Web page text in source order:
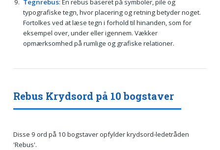
Tegnrebus: En rebus baseret på symboler, pile og
typografiske tegn, hvor placering og retning betyder noget.
Fortolkes ved at læse tegn i forhold til hinanden, som for
eksempel over, under eller igennem. Vækker
opmærksomhed på rumlige og grafiske relationer.
Rebus Krydsord på 10 bogstaver
Disse 9 ord på 10 bogstaver opfylder krydsord-ledetråden
'Rebus'.